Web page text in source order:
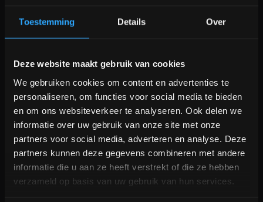
Toestemming Details Over
Deze website maakt gebruik van cookies
We gebruiken cookies om content en advertenties te
personaliseren, om functies voor social media te bieden
en om ons websiteverkeer te analyseren. Ook delen we
informatie over uw gebruik van onze site met onze
partners voor social media, adverteren en analyse. Deze
partners kunnen deze gegevens combineren met andere
informatie die u aan ze heeft verstrekt of die ze hebben
verzameld op basis van uw gebruik van hun services.
+31 (0)24 645 1309
Bam! 5% korting op je volgende
Schrijf je in voor onze nieuwsbrief om op de hoogte te
blijven over onze nieuwe producten, deals en meer
interessante info. Ontvang 5% korting op je eerstvolgende
aankoop! 😀